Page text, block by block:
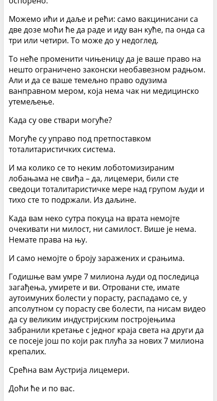
Можемо ићи и даље и рећи: само вакцинисани са
две дозе моћи ће да раде и иду ван куће, па онда са
три или четири. То може до у недоглед.
То неће променити чињеницу да је ваше право на
нешто ограничено законски необавезном радњом.
Али и да се ваше темељно право одузима
ванправном мером, која нема чак ни медицинско
утемељење.
Када су ове ствари могуће?
Могуће су управо под претпоставком
тоталитаристичких система.
И ма колико се то неким лоботомизираним
лобањама не свиђа – да, лицемери, били сте
сведоци тоталитаристичке мере над групом људи и
тихо сте то подржали. Из даљине.
Када вам неко сутра покуца на врата немојте
очекивати ни милост, ни самилост. Више је нема.
Немате права на њу.
И само немојте о броју заражених и срањима.
Годишње вам умре 7 милиона људи од последица
загађења, умирете и ви. Отровани сте, имате
аутоимуних болести у порасту, распадамо се, у
апсолутном су порасту све болести, па нисам видео
да су великим индустријским постројењима
забранили кретање с једног краја света на други да
се посеје још по који рак плућа за нових 7 милиона
крепалих.
Срећна вам Аустрија лицемери.
Доћи ће и по вас.